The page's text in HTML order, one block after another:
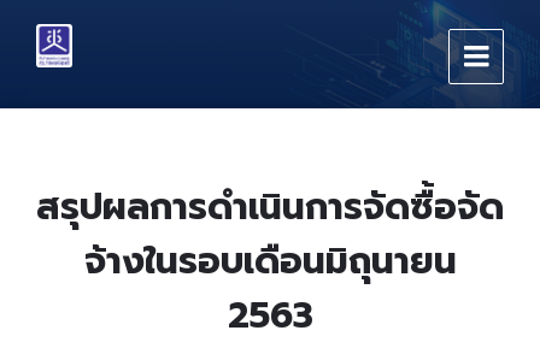
content
main
footer
สรุปผลการดำเนินการจัดซื้อจัด
จ้างในรอบเดือนมิถุนายน
2563